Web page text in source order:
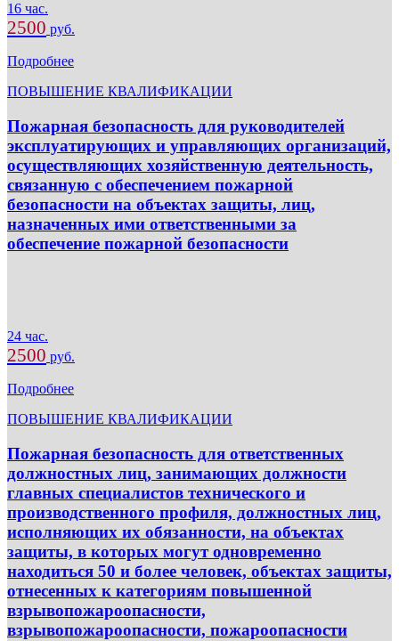
16 час.
2500 руб.
Подробнее
ПОВЫШЕНИЕ КВАЛИФИКАЦИИ
Пожарная безопасность для руководителей
эксплуатирующих и управляющих организаций,
осуществляющих хозяйственную деятельность,
связанную с обеспечением пожарной
безопасности на объектах защиты, лиц,
назначенных ими ответственными за
обеспечение пожарной безопасности
24 час.
2500 руб.
Подробнее
ПОВЫШЕНИЕ КВАЛИФИКАЦИИ
Пожарная безопасность для ответственных
должностных лиц, занимающих должности
главных специалистов технического и
производственного профиля, должностных лиц,
исполняющих их обязанности, на объектах
защиты, в которых могут одновременно
находиться 50 и более человек, объектах защиты,
отнесенных к категориям повышенной
взрывопожароопасности,
взрывопожароопасности, пожароопасности